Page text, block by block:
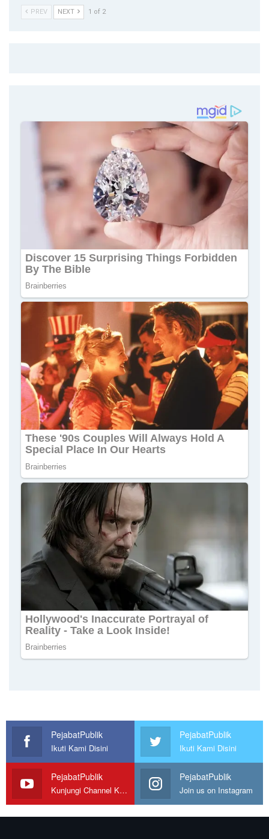
PREV NEXT 1 of 2
PejabatPublik
Ikuti Kami Disini
PejabatPublik
Ikuti Kami Disini
PejabatPublik
Kunjungi Channel Kami
PejabatPublik
Join us on Instagram